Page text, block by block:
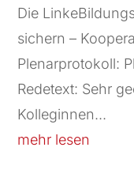
Die
sichern –
Plenarprotokoll:
Redetext: Sehr
Kolleginnen...
mehr lesen